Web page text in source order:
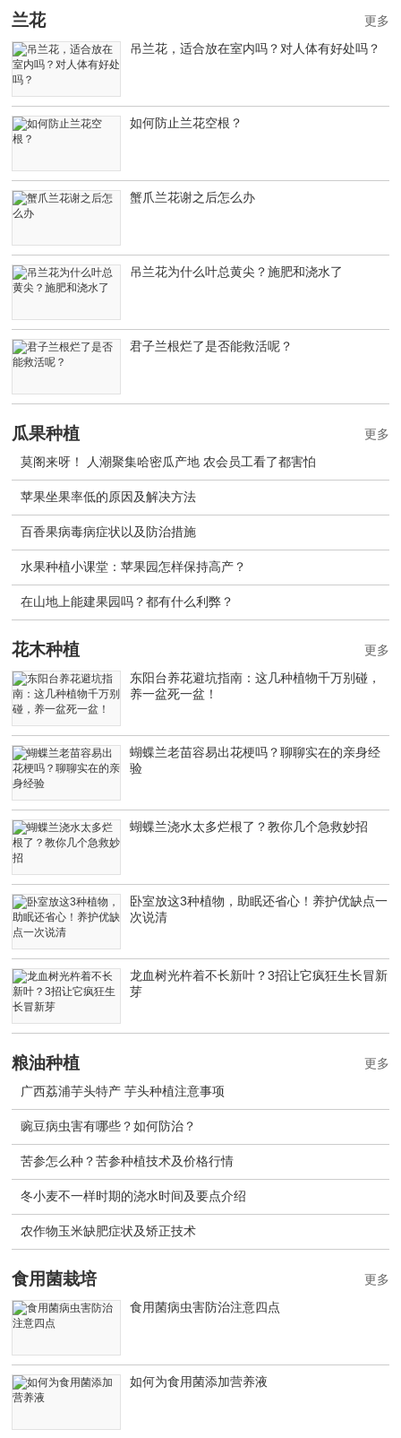
兰花
吊兰花，适合放在室内吗？对人体有好处吗？
如何防止兰花空根？
蟹爪兰花谢之后怎么办
吊兰花为什么叶总黄尖？施肥和浇水了
君子兰根烂了是否能救活呢？
更多
瓜果种植
莫阁来呀！ 人潮聚集哈密瓜产地 农会员工看了都害怕
苹果坐果率低的原因及解决方法
百香果病毒病症状以及防治措施
水果种植小课堂：苹果园怎样保持高产？
在山地上能建果园吗？都有什么利弊？
更多
花木种植
东阳台养花避坑指南：这几种植物千万别碰，
养一盆死一盆！
蝴蝶兰老苗容易出花梗吗？聊聊实在的亲身经
验
蝴蝶兰浇水太多烂根了？教你几个急救妙招
卧室放这3种植物，助眠还省心！养护优缺点一
次说清
龙血树光杵着不长新叶？3招让它疯狂生长冒新
芽
更多
粮油种植
广西荔浦芋头特产 芋头种植注意事项
豌豆病虫害有哪些？如何防治？
苦参怎么种？苦参种植技术及价格行情
冬小麦不一样时期的浇水时间及要点介绍
农作物玉米缺肥症状及矫正技术
更多
食用菌栽培
食用菌病虫害防治注意四点
如何为食用菌添加营养液
更多